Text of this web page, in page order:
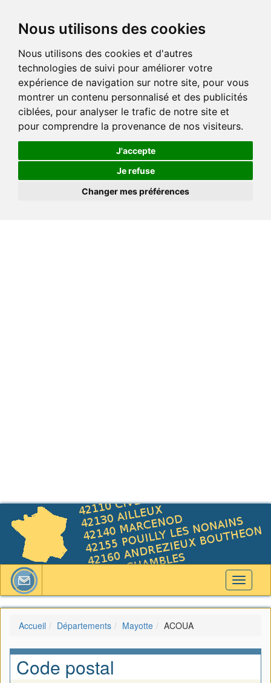
Nous utilisons des cookies
Nous utilisons des cookies et d'autres
technologies de suivi pour améliorer votre
expérience de navigation sur notre site, pour vous
montrer un contenu personnalisé et des publicités
ciblées, pour analyser le trafic de notre site et
pour comprendre la provenance de nos visiteurs.
J'accepte
Je refuse
Changer mes préférences
Toggle
Accueil Départements Mayotte ACOUA
Code postal